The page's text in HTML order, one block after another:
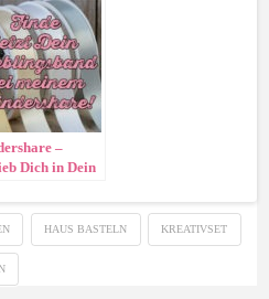
–
Dich in Dein
HAUS BASTELN KREATIVSET